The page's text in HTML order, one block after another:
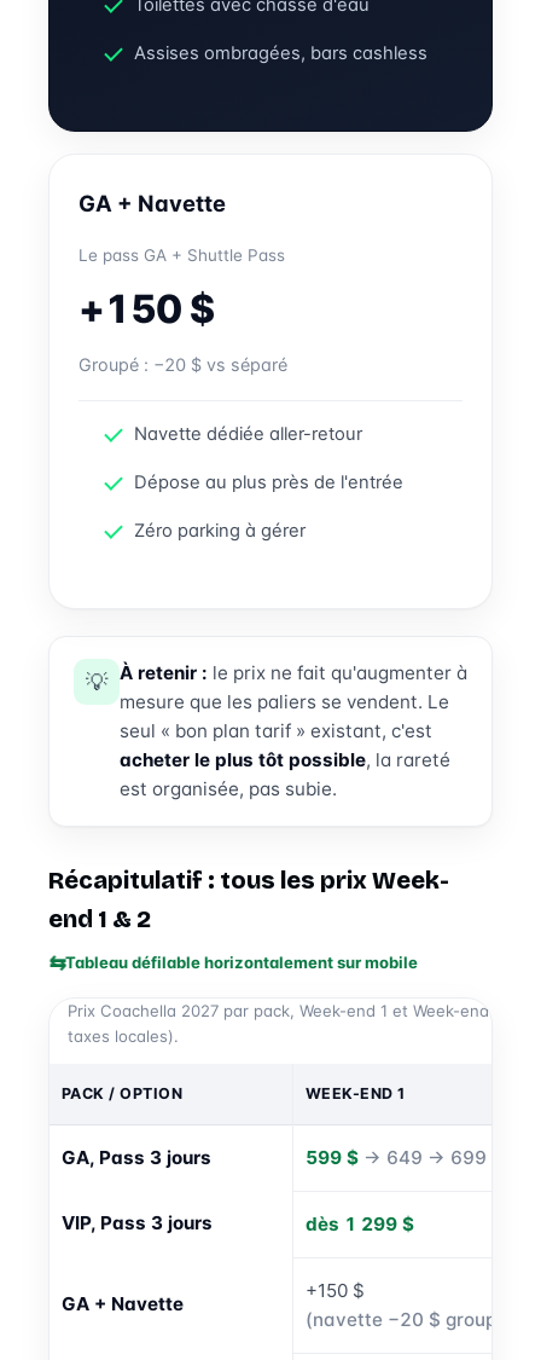
Toilettes avec chasse d'eau
Assises ombragées, bars cashless
GA + Navette
Le pass GA + Shuttle Pass
+150 $
Groupé : −20 $ vs séparé
Navette dédiée aller-retour
Dépose au plus près de l'entrée
Zéro parking à gérer
💡 À retenir : le prix ne fait qu'augmenter à
mesure que les paliers se vendent. Le
seul « bon plan tarif » existant, c'est
acheter le plus tôt possible, la rareté
est organisée, pas subie.
Récapitulatif : tous les prix Week-
end 1 & 2
Tableau défilable horizontalement sur mobile
Prix Coachella 2027 par pack, Week-end 1 et Week-end 2
taxes locales).
PACK / OPTION WEEK-END 1
GA, Pass 3 jours 599 $ → 649 → 699 $
VIP, Pass 3 jours dès 1 299 $
GA + Navette
+150 $
(navette −20 $ groupée)